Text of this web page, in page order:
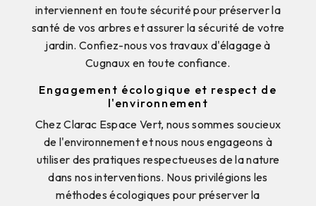
interviennent en toute sécurité pour préserver la
santé de vos arbres et assurer la sécurité de votre
jardin. Confiez-nous vos travaux d'élagage à
Cugnaux en toute confiance.
Engagement écologique et respect de
l'environnement
Chez Clarac Espace Vert, nous sommes soucieux
de l'environnement et nous nous engageons à
utiliser des pratiques respectueuses de la nature
dans nos interventions. Nous privilégions les
méthodes écologiques pour préserver la